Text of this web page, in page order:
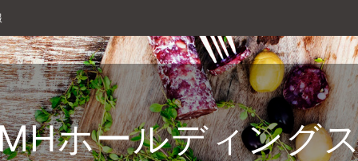
ホールディング